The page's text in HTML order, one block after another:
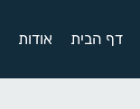
דף הבית אודות